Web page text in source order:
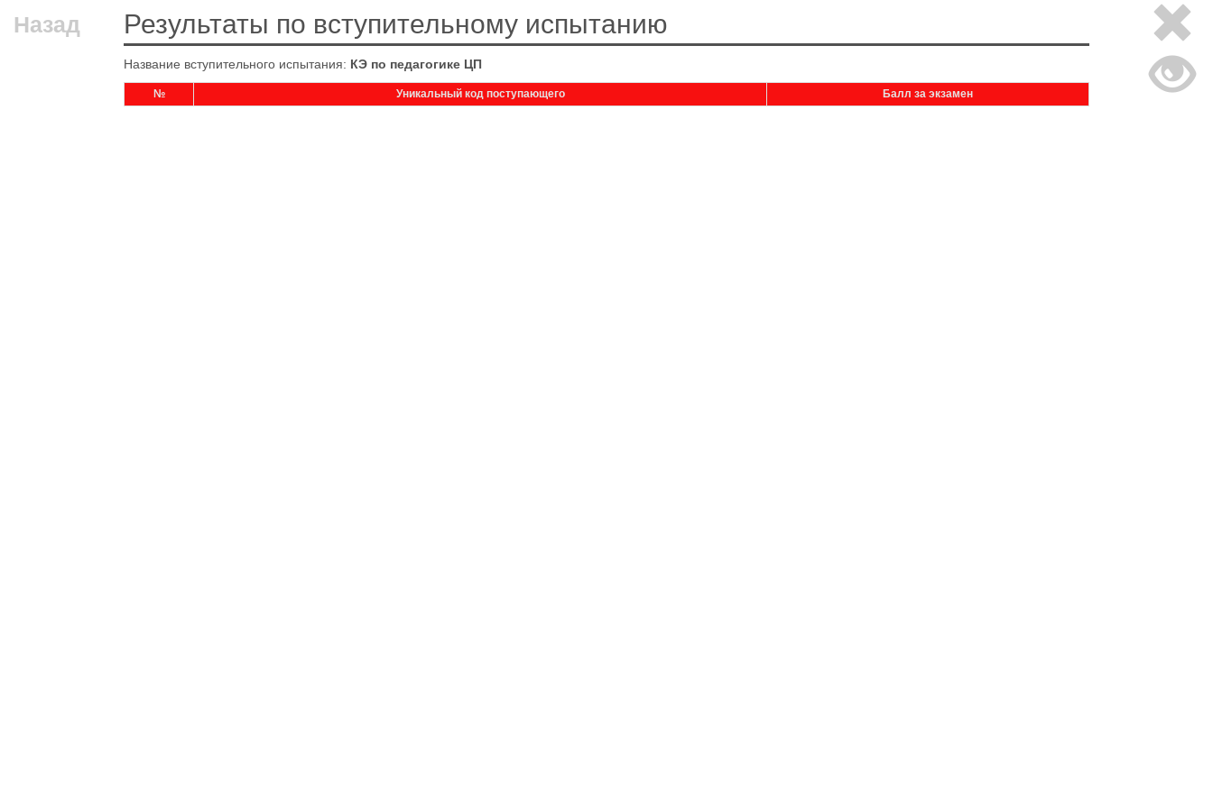
Назад Результаты по вступительному испытанию
Название вступительного испытания: КЭ по педагогике ЦП
№ Уникальный код поступающего Балл за экзамен